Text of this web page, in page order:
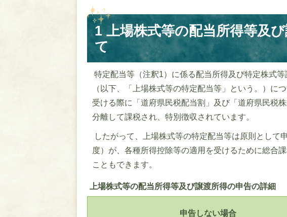
1 上場株式等の配当所得等及
て
特定配当等（注釈1）に係る配当所得及び特定株式
（以下、「上場株式等の特定配当等」という。）に
受ける際に「道府県民税配当割」及び「道府県民税
分離して課税され、特別徴収されています。
したがって、上場株式等の特定配当等は原則として
度）が、各種所得控除等の適用を受けるために総合
こともできます。
上場株式等の配当所得等及び譲渡所得の申告の詳細
申告しない場合